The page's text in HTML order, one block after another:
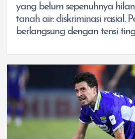
yang belum sepenuhnya
tanah air: diskriminasi rasial.
berlangsung dengan tensi